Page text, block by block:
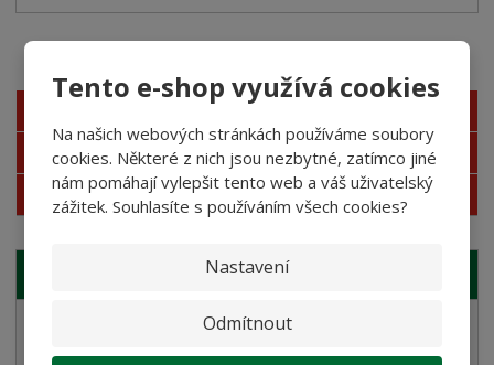
Tento e-shop využívá cookies
Na našich webových stránkách používáme soubory
cookies. Některé z nich jsou nezbytné, zatímco jiné
nám pomáhají vylepšit tento web a váš uživatelský
zážitek. Souhlasíte s používáním všech cookies?
Nastavení
Odmítnout
Semolinové těstoviny
Nejprodávanější
Akce